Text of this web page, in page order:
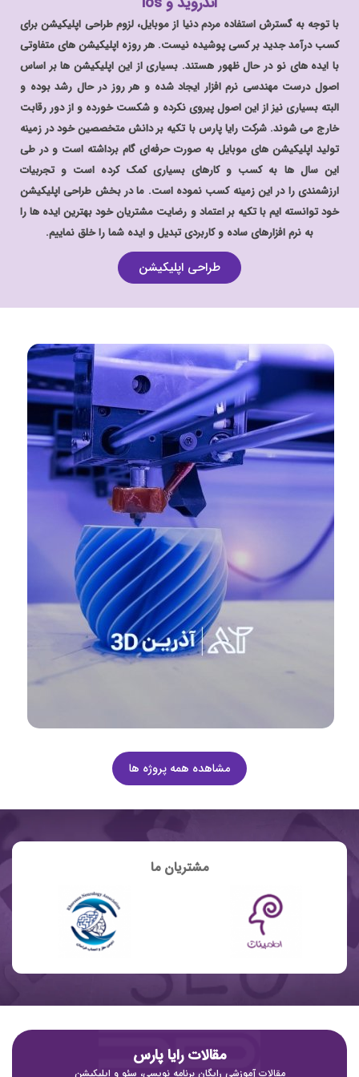
با توجه به گسترش استفاده مردم دنیا از موبایل، لزوم طراحی اپلیکیشن برای
کسب درآمد جدید بر کسی پوشیده نیست. هر روزه اپلیکیشن های متفاوتی
با ایده های نو در حال ظهور هستند. بسیاری از این اپلیکیشن ها بر اساس
اصول درست مهندسی نرم افزار ایجاد شده و هر روز در حال رشد بوده و
البته بسیاری نیز از این اصول پیروی نکرده و شکست خورده و از دور رقابت
خارج می شوند. شرکت رایا پارس با تکیه بر دانش متخصصین خود در زمینه
تولید اپلیکیشن های موبایل به صورت حرفه‌ای گام برداشته است و در طی
این سال ها به کسب و کارهای بسیاری کمک کرده است و تجربیات
ارزشمندی را در این زمینه کسب نموده است. ما در بخش طراحی اپلیکیشن
خود توانسته ایم با تکیه بر اعتماد و رضایت مشتریان خود بهترین ایده ها را
به نرم افزارهای ساده و کاربردی تبدیل و ایده شما را خلق نماییم.
طراحی اپلیکیشن
مشاهده همه پروژه ها
مشتریان ما
مقالات رایا پارس
مقالات آموزشی رایگان برنامه نویسی، سئو و اپلیکیشن